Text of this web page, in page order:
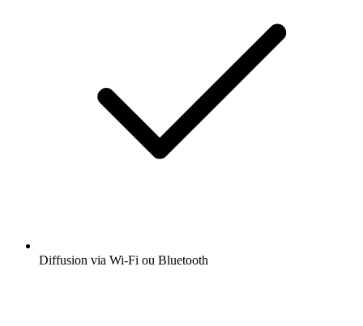
Diffusion via Wi-Fi ou Bluetooth